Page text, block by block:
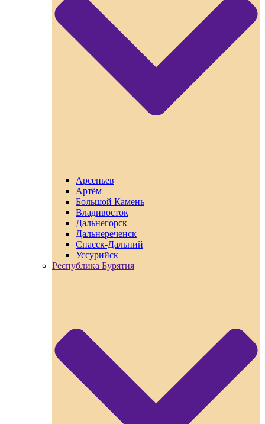
Арсеньев
Артём
Большой Камень
Владивосток
Дальнегорск
Дальнереченск
Спасск-Дальний
Уссурийск
Республика Бурятия